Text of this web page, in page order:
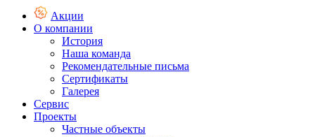
Акции
О компании
История
Наша команда
Рекомендательные письма
Сертификаты
Галерея
Сервис
Проекты
Частные объекты